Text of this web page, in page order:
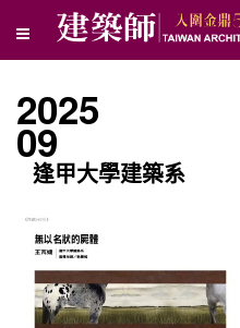
2025
09
逢甲大學建築系